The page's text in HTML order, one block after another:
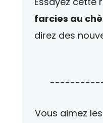
farcies au
direz des
Vous aimez